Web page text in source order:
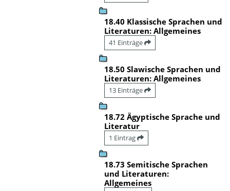
18.40 Klassische Sprachen und
Literaturen: Allgemeines
41 Einträge
18.50 Slawische Sprachen und
Literaturen: Allgemeines
13 Einträge
18.72 Ägyptische Sprache und
Literatur
1 Eintrag
18.73 Semitische Sprachen
und Literaturen:
Allgemeines